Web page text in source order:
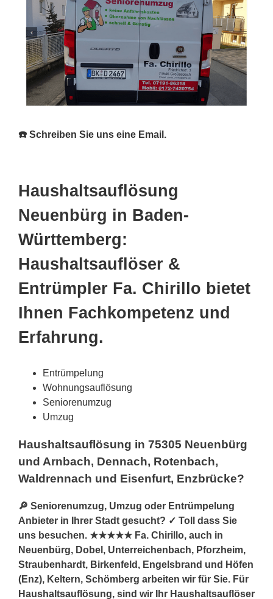
☎️ Schreiben Sie uns eine Email.
Haushaltsauflösung
Neuenbürg in Baden-
Württemberg:
Haushaltsauflöser &
Entrümpler Fa. Chirillo bietet
Ihnen Fachkompetenz und
Erfahrung.
Entrümpelung
Wohnungsauflösung
Seniorenumzug
Umzug
Haushaltsauflösung in 75305 Neuenbürg
und Arnbach, Dennach, Rotenbach,
Waldrennach und Eisenfurt, Enzbrücke?
🔎 Seniorenumzug, Umzug oder Entrümpelung
Anbieter in Ihrer Stadt gesucht? ✓ Toll dass Sie
uns besuchen. ★★★★★ Fa. Chirillo, auch in
Neuenbürg, Dobel, Unterreichenbach, Pforzheim,
Straubenhardt, Birkenfeld, Engelsbrand und Höfen
(Enz), Keltern, Schömberg arbeiten wir für Sie. Für
Haushaltsauflösung, sind wir Ihr Haushaltsauflöser